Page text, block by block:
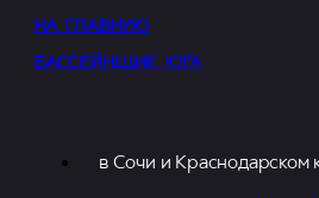
НА ГЛАВНУЮ
БАССЕЙНЩИК ЮГА
в Сочи и Краснодарском